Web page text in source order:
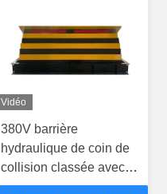
Vidéo
380V barrière
hydraulique de coin de
collision classée avec
les feux de circulation